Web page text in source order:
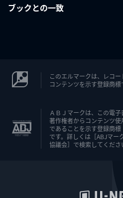
ブックとの一致
このエルマークは、レコ
コンテンツを示す登録商
ＡＢＪマークは、この電子
著作権者からコンテンツ
であることを示す登録商標
です。詳しくは［ABJマー
協議会］で検索してくださ